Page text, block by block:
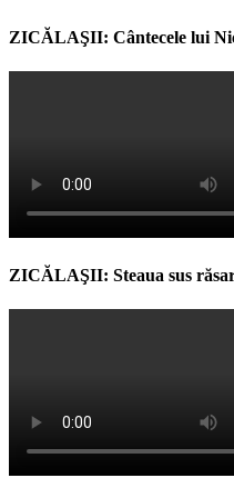
ZICĂLAŞII: Cântecele lui
ZICĂLAŞII: Steaua sus